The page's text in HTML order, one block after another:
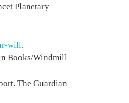
Planetary
will.
Books/Windmill
The Guardian